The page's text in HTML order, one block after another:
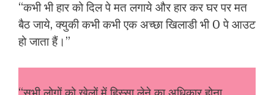
“कभी भी हार को दिल पे मत लगाये और हार कर घर पर मत
बैठ जाये, क्युकी कभी कभी एक अच्छा खिलाडी भी 0 पे आउट
हो जाता हैं।”